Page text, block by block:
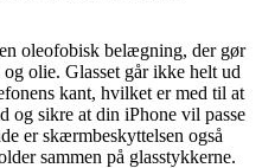
oleofobisk belægning, der gør
olie. Glasset går ikke helt ud
kant, hvilket er med til at
og sikre at din iPhone vil passe
er skærmbeskyttelsen også
sammen på glasstykkerne.